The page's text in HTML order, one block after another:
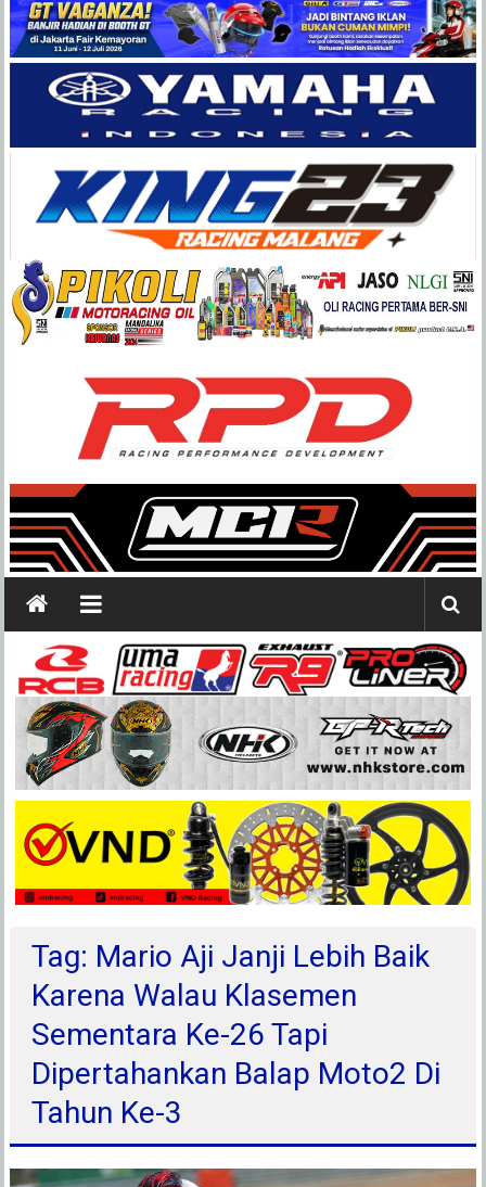
Balap
Paling
Lengkap
Tag: Mario Aji Janji Lebih Baik
Karena Walau Klasemen
Sementara Ke-26 Tapi
Dipertahankan Balap Moto2 Di
Tahun Ke-3